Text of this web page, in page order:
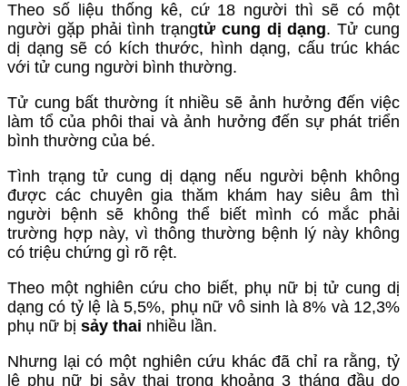
Theo số liệu thống kê, cứ 18 người thì sẽ có một
người gặp phải tình trạngtử cung dị dạng. Tử cung
dị dạng sẽ có kích thước, hình dạng, cấu trúc khác
với tử cung người bình thường.
Tử cung bất thường ít nhiều sẽ ảnh hưởng đến việc
làm tổ của phôi thai và ảnh hưởng đến sự phát triển
bình thường của bé.
Tình trạng tử cung dị dạng nếu người bệnh không
được các chuyên gia thăm khám hay siêu âm thì
người bệnh sẽ không thể biết mình có mắc phải
trường hợp này, vì thông thường bệnh lý này không
có triệu chứng gì rõ rệt.
Theo một nghiên cứu cho biết, phụ nữ bị tử cung dị
dạng có tỷ lệ là 5,5%, phụ nữ vô sinh là 8% và 12,3%
phụ nữ bị sảy thai nhiều lần.
Nhưng lại có một nghiên cứu khác đã chỉ ra rằng, tỷ
lệ phụ nữ bị sảy thai trong khoảng 3 tháng đầu do